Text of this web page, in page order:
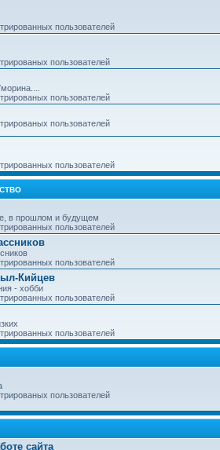
пользователей
пользователей
пользователей
пользователей
пользователей
в прошлом и будущем
пользователей
пользователей
Кийцев
- хобби
пользователей
пользователей
пользователей
сайта